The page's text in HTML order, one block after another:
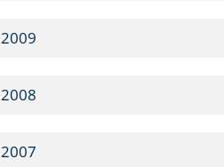
2009
2008
2007